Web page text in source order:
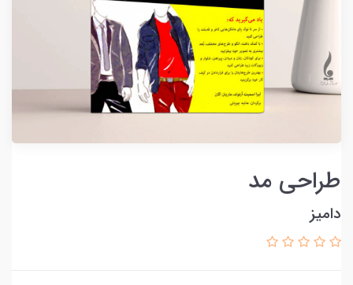
طراحی مد
دامیز